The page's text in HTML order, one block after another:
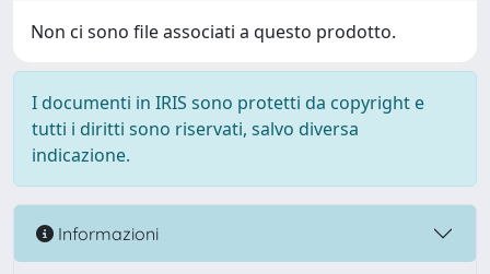
Non ci sono file associati a questo prodotto.
I documenti in IRIS sono protetti da copyright e
tutti i diritti sono riservati, salvo diversa
indicazione.
Informazioni